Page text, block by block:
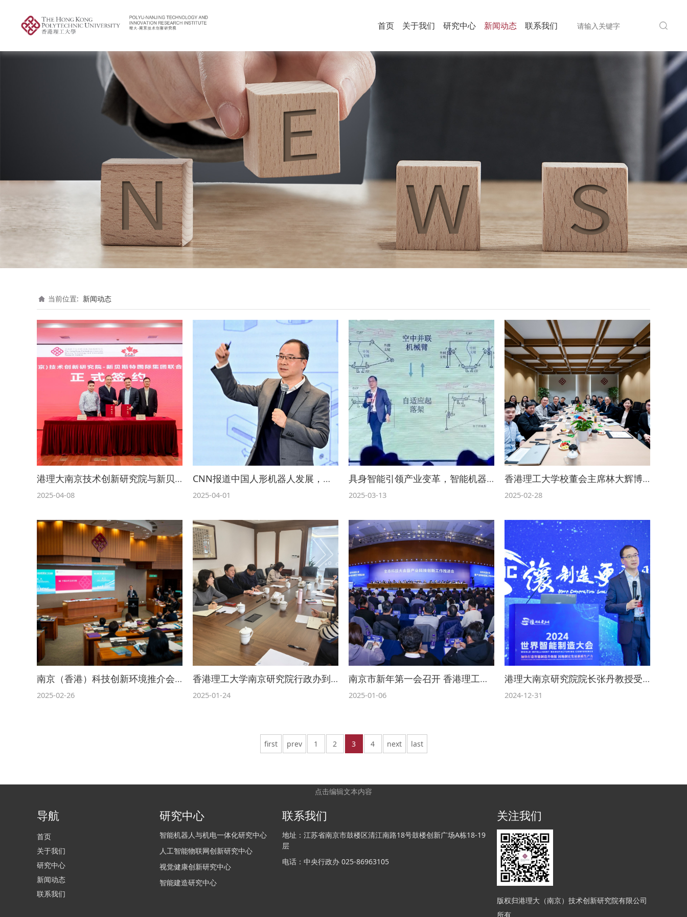
首页 关于我们 研究中心 新闻动态 联系我们
当前位置: 新闻动态
港理大南京技术创新研究院与新贝斯特国际集团共建联合创新中心
2025-04-08
CNN报道中国人形机器人发展，港理大南京研究院院长张丹教授权威解读行业机遇与挑战
2025-04-01
具身智能引领产业变革，智能机器人与机电一体化研究中心抢先布局
2025-03-13
香港理工大学校董会主席林大辉博士一行到访南京开展新春团拜
2025-02-28
南京（香港）科技创新环境推介会：香港理工大学南京研究院的交流新篇
2025-02-26
香港理工大学南京研究院行政办到访石城实验室参观交流
2025-01-24
南京市新年第一会召开 香港理工大学南京研究院获市级资助
2025-01-06
港理大南京研究院院长张丹教授受邀2024世界智能制造大会做主题报告
2024-12-31
first prev 1 2 3 4 next last
点击编辑文本内容
导航
首页
关于我们
研究中心
新闻动态
联系我们
研究中心
智能机器人与机电一体化研究中心
人工智能物联网创新研究中心
视觉健康创新研究中心
智能建造研究中心
联系我们
地址：江苏省南京市鼓楼区清江南路18号鼓楼创新广场A栋18-19
层
电话：中央行政办 025-86963105
关注我们
版权归港理大（南京）技术创新研究院有限公司
所有